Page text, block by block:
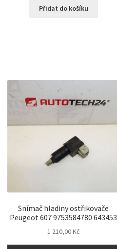
Přidat do košíku
Snímač hladiny ostřikovače
Peugeot 607 9753584780 643453
1 210,00Kč